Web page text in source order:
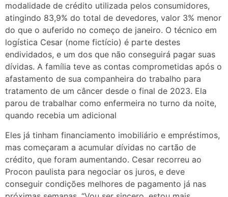
modalidade de crédito utilizada pelos consumidores,
atingindo 83,9% do total de devedores, valor 3% menor
do que o auferido no começo de janeiro. O técnico em
logística Cesar (nome fictício) é parte destes
endividados, e um dos que não conseguirá pagar suas
dívidas. A família teve as contas comprometidas após o
afastamento de sua companheira do trabalho para
tratamento de um câncer desde o final de 2023. Ela
parou de trabalhar como enfermeira no turno da noite,
quando recebia um adicional
Eles já tinham financiamento imobiliário e empréstimos,
mas começaram a acumular dívidas no cartão de
crédito, que foram aumentando. Cesar recorreu ao
Procon paulista para negociar os juros, e deve
conseguir condições melhores de pagamento já nas